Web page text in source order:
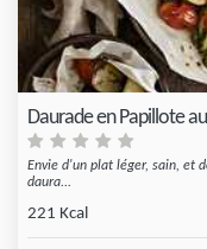
Daurade en Papillote
Envie d'un plat léger, sain, et
daura...
221 Kcal